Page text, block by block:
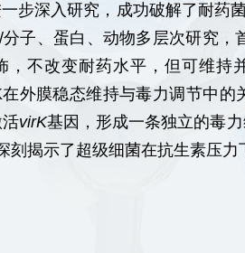
步深入研究，成功破解了耐药
子、蛋白、动物多层次研究，
不改变耐药水平，但可维持
外膜稳态维持与毒力调节中
virK基因，形成一条独立的毒
揭示了超级细菌在抗生素压力